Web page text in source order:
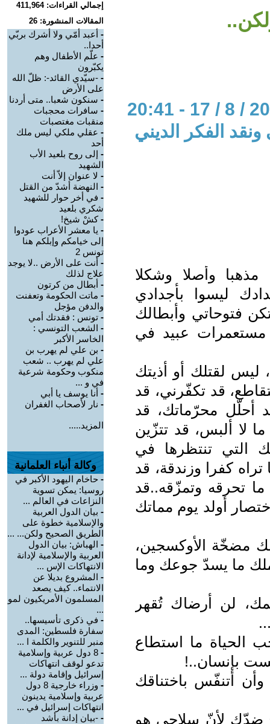
الفكر الديني
وأصلا وشكلا
ليسوا بأجدادي
فتوحاتي وأبطالك
عبيد في
لقتلك أو أذيتك
قد تكفّرني، قد
أحلّل محرّماتك، قد
لا ألبس، قد تتزّين
التي تنتظرها في
تراه كفرا وزندقة، قد
تحرقه وتمزّقه..قد
أولد يوم مماتك
مضخّة الأوكسجين،
ما يسدّ جوعك وما
لن أرضاك تُقهر
الحياة ما استطاع
لست بإنسان..!
أتنفّس باختناقك
ضدّك لأنّ سلاحي هو
إجمالي القراءات: 411,964
المقالات المنشورة: 26
- أعبد أمّي ولا أشرك بربّي
أحدا..
- علّم الأطفال وهم
يكبّرون
- -سيّدي القائد-: ظلّ الله
على الأرض
- سنكون شعبا.. متى أردنا
- سافرات محجبات
منقبات مغتصبات
- عقلي ملكي ليس ملك
أحد
- إلى روح بلعيد الأب
الشهيد
- لا عنوان إلاّ أنت
- النهضة أشدّ من القتل
- في أخر حوار للشهيد
شكري بلعيد
-كشْ شيخ!
- يا معشر الأعراب عودوا
إلى خيامكم وإبلكم هنا
تونس 2
- أنت على الأرض ..لا يوجد
علاج لذلك
- أبطال من كرتون
- ماتت الحكومة وتعفنت
والدفن مؤجل
- تونس : فقدتك أمي
- الشعب التونسي :
الخاسر الأكبر
- بن علي لم يهرب بن
علي لم يهرب .. شعب
منكوب وحكومة شرعية
في و ...
- أنا يوسف يا أبي
- نار لأصحاب الغفران
المزيد.....
وكالة أنباء العلمانية
- حاخام اليهود الأكبر في
روسيا: يمكن تسوية
النزاعات في العالم ...
- بيان الدول العربية
والإسلامية خطوة على
الطريق الصحيح ولكن... ...
- الهباش: بيان الدول
العربية والإسلامية لإدانة
الانتهاكات الإس ...
- المشروع بديلا عن
الانتماء.. كيف يصعد
المسلمون الأمريكيون لمو
...
- في ذكرى تأسيسها..
سفارة فلسطين: المدى
منبر للتنوير والكلمة ا ...
-
8 دول عربية وإسلامية
تدعو لوقف انتهاكات
إسرائيل وإقامة دولة ...
-
وزراء خارجية 8 دول
عربية وإسلامية يدينون
انتهاكات إسرائيل في ...
- -بيان إدانة بأشد